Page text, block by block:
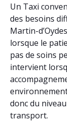
Un Taxi
des besoins
Martin-
lorsque le
pas de soins
intervient
donc du
transport.